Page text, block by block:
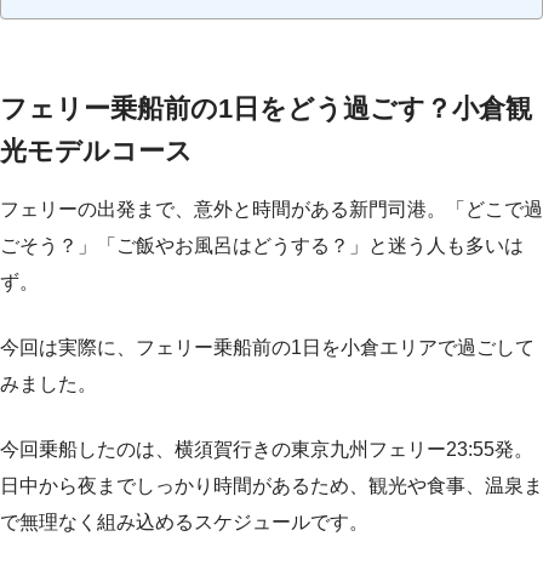
フェリー乗船前の1日をどう過ごす？小倉観
光モデルコース
フェリーの出発まで、意外と時間がある新門司港。「どこで過
ごそう？」「ご飯やお風呂はどうする？」と迷う人も多いは
ず。
今回は実際に、フェリー乗船前の1日を小倉エリアで過ごして
みました。
今回乗船したのは、横須賀行きの東京九州フェリー23:55発。
日中から夜までしっかり時間があるため、観光や食事、温泉ま
で無理なく組み込めるスケジュールです。